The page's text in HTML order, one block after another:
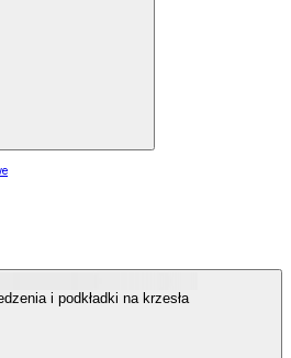
i podkładki na krzesła